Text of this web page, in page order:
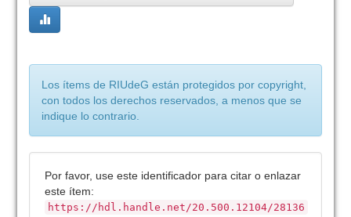
Los ítems de RIUdeG están protegidos por copyright,
con todos los derechos reservados, a menos que se
indique lo contrario.
Por favor, use este identificador para citar o enlazar
este ítem:
https://hdl.handle.net/20.500.12104/28136